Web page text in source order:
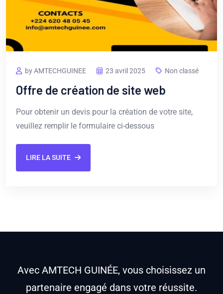
by AMTECHGUINEE 23 avril 2025 Non classé
Offre de création de site web
Pour obtenir un devis pour la création de votre site,
veuillez remplir le formulaire ci-dessous
LIRE LA SUITE
Avec AMTECH GUINÉE, vous choisissez un
partenaire engagé dans votre réussite.